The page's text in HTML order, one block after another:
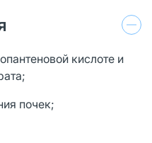
кислоте и
почек;